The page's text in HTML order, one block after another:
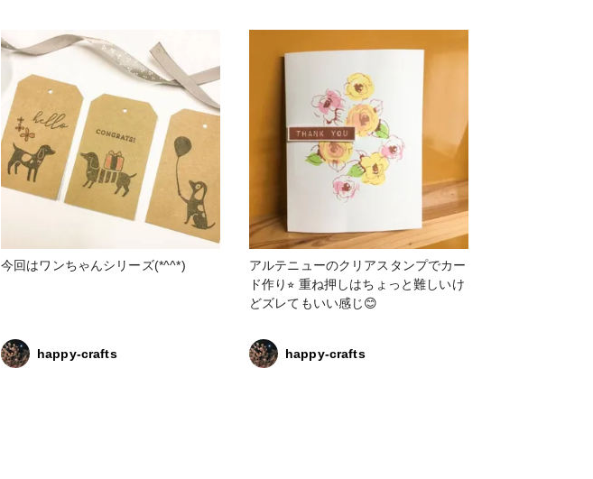
今回はワンちゃんシリーズ(*^^*)
happy-crafts
アルテニューのクリアスタンプでカー
ド作り⭐︎ 重ね押しはちょっと難しいけ
どズレてもいい感じ😊
happy-crafts